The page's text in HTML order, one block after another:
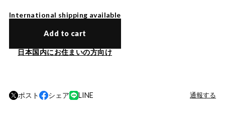
International shipping available
Add to cart
日本国内にお住まいの方向け
ポスト シェア LINE 通報する